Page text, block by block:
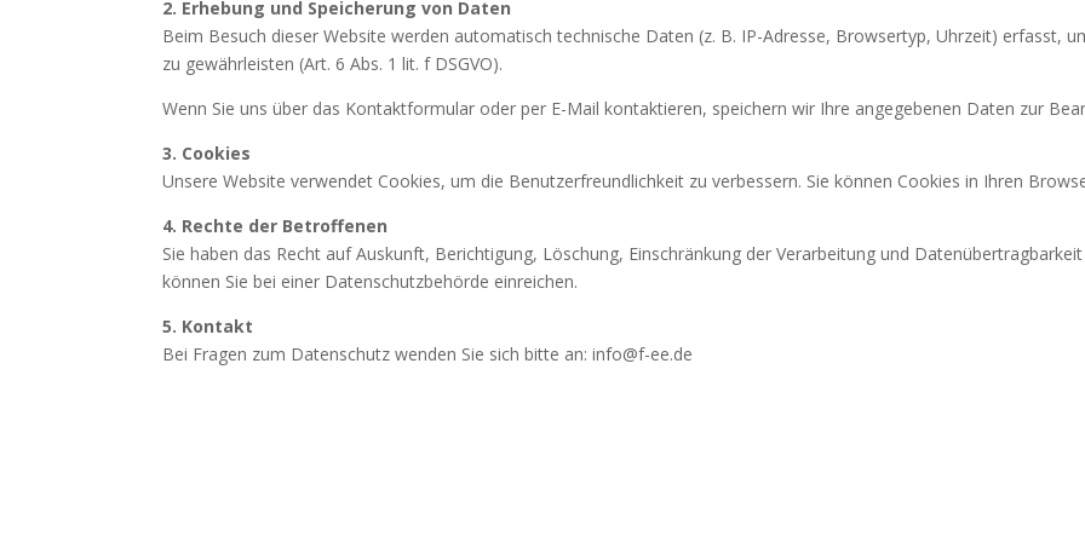
2. Erhebung und Speicherung von Daten
Beim Besuch dieser Website werden automatisch technische Daten (z. B. IP-Adresse, Browsertyp, Uhrzeit) erfasst,
zu gewährleisten (Art. 6 Abs. 1 lit. f DSGVO).
Wenn Sie uns über das Kontaktformular oder per E-Mail kontaktieren, speichern wir Ihre angegebenen Daten zur
3. Cookies
Unsere Website verwendet Cookies, um die Benutzerfreundlichkeit zu verbessern. Sie können Cookies in Ihren
4. Rechte der Betroffenen
Sie haben das Recht auf Auskunft, Berichtigung, Löschung, Einschränkung der Verarbeitung und
können Sie bei einer Datenschutzbehörde einreichen.
5. Kontakt
Bei Fragen zum Datenschutz wenden Sie sich bitte an: info@f-ee.de